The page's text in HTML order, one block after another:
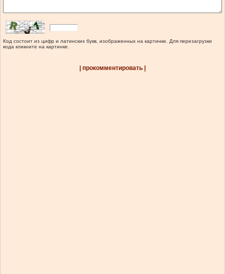
Код состоит из цифр и латинских букв, изображенных на картинке. Для перезагрузки
кода кликните на картинке.
| прокомментировать |